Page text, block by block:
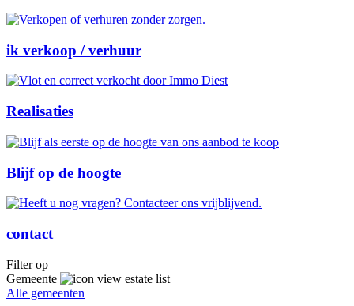
ik verkoop / verhuur
Realisaties
Blijf op de hoogte
contact
Filter op
Gemeente
Alle gemeenten